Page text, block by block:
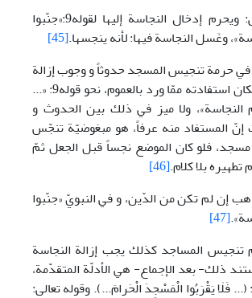
قال في المنتهى: ويحرم إدخال النجاسة إليها لقوله9:«جنّبوا
وغَسل النجاسة فيها: لأنه ينجسها.[45]
في حرمة تنجيس المسجد حدوثاً و وجوب إزالة
نجاسته بقاءً، لامكان استفادته ممّا ورد بالعموم، نحو قوله9: «...
النجاسة»، ولا ميز في ذلك بين الحدوث و
إنّ المستفاد منه عرفاً، هو مبغوضيّة تنجّس
فلو كان الموضع نجساً قبل الجعل ثمّ
بلا كلام.[46]
إن لم تكن من الدّين، و في النبويّ «جنّبوا
[47]
تنجيس المساجد كذلك يجب إزالة النجاسة
ذلك- بعد الإجماع- هي الأدلّة المتقدّمة،
فَلٰا يَقْرَبُوا الْمَسْجِدَ الْحَرامَ...). وقوله تعالى: